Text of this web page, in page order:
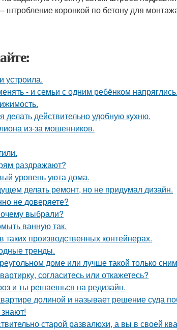
штробление коронкой по бетону для
устроила.
- и семьи с одним ребёнком напряглись.
действительно удобную кухню.
из-за мошенников.
раздражают?
уровень уюта дома.
делать ремонт, но не придумал дизайн.
не доверяете?
выбрали?
ванную так.
производственных контейнерах.
тренды.
доме или лучше такой только
согласитесь или откажетесь?
и ты решаешься на редизайн.
долиной и называет решение суда
старой развалюхи, а вы в своей